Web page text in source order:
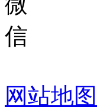
网站地图